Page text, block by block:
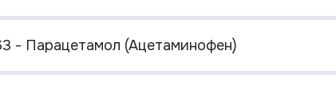
- Парацетамол (Ацетаминофен)